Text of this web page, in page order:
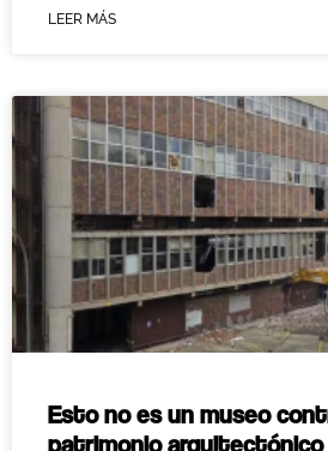
LEER MÁS
Esto no es un museo
patrimonio arquitectónico